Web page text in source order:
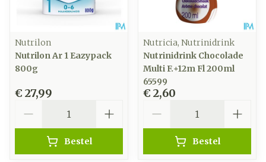
Nutrilon
Nutrilon Ar 1 Eazypack
800g
€ 27,99
Bestel
Nutricia, Nutrinidrink
Nutrinidrink Chocolade
Multi F.+12m Fl 200ml
65599
€ 2,60
Bestel